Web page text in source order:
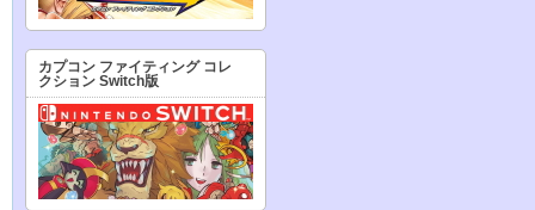
カプコン ファイティング コレ
クション Switch版